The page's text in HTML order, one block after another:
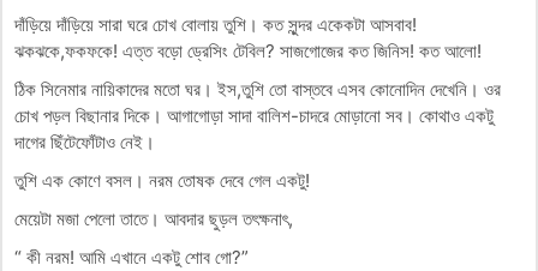
দাঁড়িয়ে দাঁড়িয়ে সারা ঘরে চোখ বোলায় তুশি। কত সুন্দর একেকটা আসবাব!
ঝকঝকে,ফকফকে! এত্ত বড়ো ড্রেসিং টেবিল? সাজগোজের কত জিনিস! কত আলো!
ঠিক সিনেমার নায়িকাদের মতো ঘর। ইস,তুশি তো বাস্তবে এসব কোনোদিন দেখেনি। ওর
চোখ পড়ল বিছানার দিকে। আগাগোড়া সাদা বালিশ-চাদরে মোড়ানো সব। কোথাও একটু
দাগের ছিঁটেফোঁটাও নেই।
তুশি এক কোণে বসল। নরম তোষক দেবে গেল একটু!
মেয়েটা মজা পেলো তাতে। আবদার ছুড়ল তৎক্ষনাৎ,
“ কী নরম! আমি এখানে একটু শোব গো?”